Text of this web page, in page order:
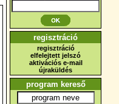
regisztráció
regisztráció
elfelejtett jelszó
aktivációs e-mail
újraküldés
program kereső